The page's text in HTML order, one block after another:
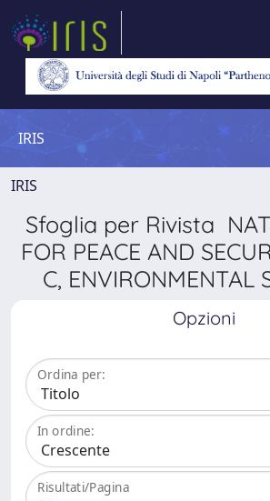
IRIS
IRIS
Sfoglia per Rivista
FOR PEACE AND
C, ENVIRONMENTAL
Opzioni
Ordina per:
In ordine:
Risultati/Pagina